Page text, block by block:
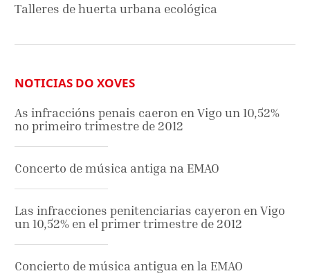
Talleres de huerta urbana ecológica
NOTICIAS DO XOVES
As infraccións penais caeron en Vigo un 10,52%
no primeiro trimestre de 2012
Concerto de música antiga na EMAO
Las infracciones penitenciarias cayeron en Vigo
un 10,52% en el primer trimestre de 2012
Concierto de música antigua en la EMAO